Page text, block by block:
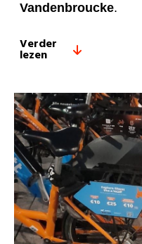
Vandenbroucke.
Verder
lezen